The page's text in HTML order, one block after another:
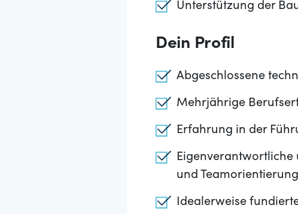
Unterstützung der
Dein Profil
Abgeschlossene
Mehrjährige
Erfahrung in der
Eigenverantwortliche
und Teamorientierung
Idealerweise